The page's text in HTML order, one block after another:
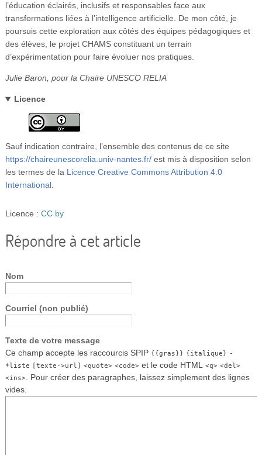
l’éducation éclairés, inclusifs et responsables face aux
transformations liées à l’intelligence artificielle. De mon côté, je
poursuis cette exploration aux côtés des équipes pédagogiques et
des élèves, le projet CHAMS constituant un terrain
d’expérimentation pour faire évoluer nos pratiques.
Julie Baron, pour la Chaire UNESCO RELIA
Licence
Sauf indication contraire, l’ensemble des contenus de ce site
https://chaireunescorelia.univ-nantes.fr/est mis à disposition selon
les termes de la Licence Creative Commons Attribution 4.0
International.
Licence : CC by
Répondre à cet article
Nom
Courriel (non publié)
Texte de votre message
Ce champ accepte les raccourcis SPIP {{gras}} {italique} -
*liste [texte->url] <quote> <code>et le code HTML <q> <del>
<ins>. Pour créer des paragraphes, laissez simplement des lignes
vides.